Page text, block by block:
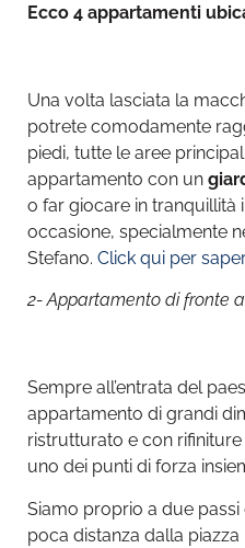
Ecco 4 appartamenti
Una volta lasciata la
potrete comodamente
piedi, tutte le aree
appartamento con un
o far giocare in tranquillità
occasione, specialmente
Stefano. Click qui per
2- Appartamento di fronte
Sempre all’entrata del
appartamento di grandi
ristrutturato e con
uno dei punti di forza
Siamo proprio a due
poca distanza dalla